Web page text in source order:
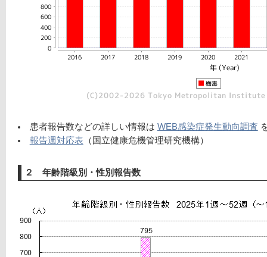
患者報告数などの詳しい情報は WEB感染症発生動向調査
報告週対応表 （国立健康危機管理研究機構）
２ 年齢階級別・性別報告数